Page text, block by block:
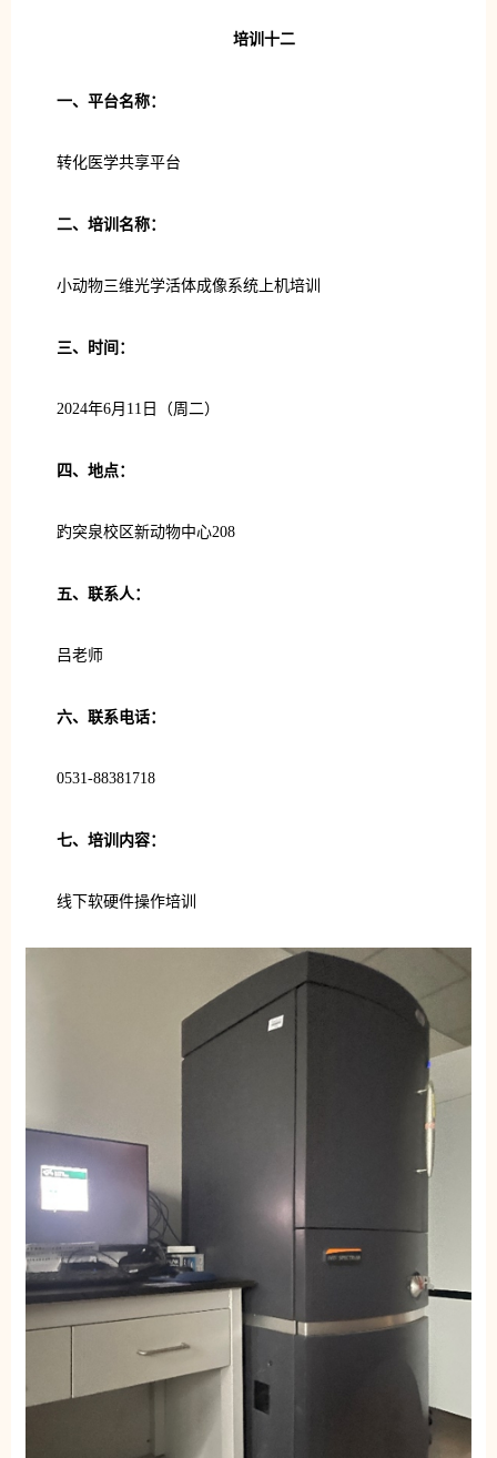
培训十二
一、平台名称：
转化医学共享平台
二、培训名称：
小动物三维光学活体成像系统上机培训
三、时间：
2024年6月11日（周二）
四、地点：
趵突泉校区新动物中心208
五、联系人：
吕老师
六、联系电话：
0531-88381718
七、培训内容：
线下软硬件操作培训